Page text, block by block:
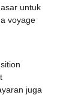
untuk
voyage
juga